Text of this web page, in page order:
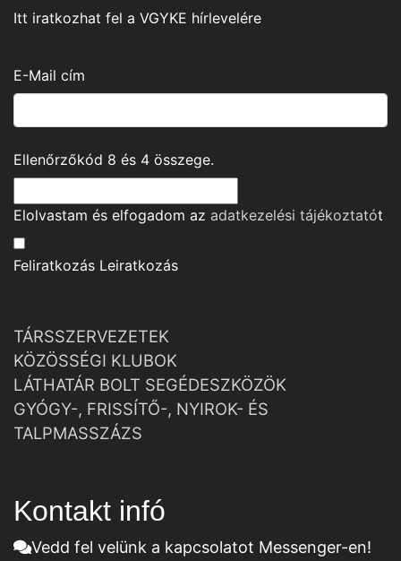
Itt iratkozhat fel a VGYKE hírlevelére
E-Mail cím
Ellenőrzőkód 8 és 4 összege.
Elolvastam és elfogadom az adatkezelési tájékoztatót
Feliratkozás Leiratkozás
TÁRSSZERVEZETEK
KÖZÖSSÉGI KLUBOK
LÁTHATÁR BOLT SEGÉDESZKÖZÖK
GYÓGY-, FRISSÍTŐ-, NYIROK- ÉS
TALPMASSZÁZS
Kontakt infó
Vedd fel velünk a kapcsolatot Messenger-en!